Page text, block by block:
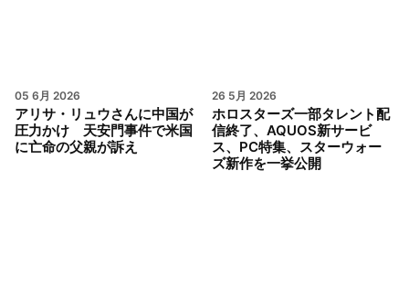
05 6月 2026
アリサ・リュウさんに中国が
圧力かけ 天安門事件で米国
に亡命の父親が訴え
26 5月 2026
ホロスターズ一部タレント配
信終了、AQUOS新サービ
ス、PC特集、スターウォー
ズ新作を一挙公開